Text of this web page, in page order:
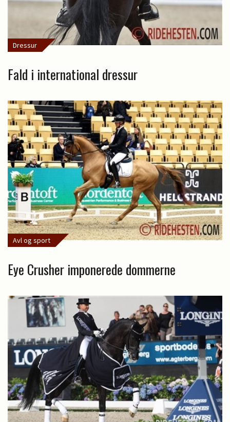
Dressur
Fald i international dressur
Avl og sport
Eye Crusher imponerede dommerne